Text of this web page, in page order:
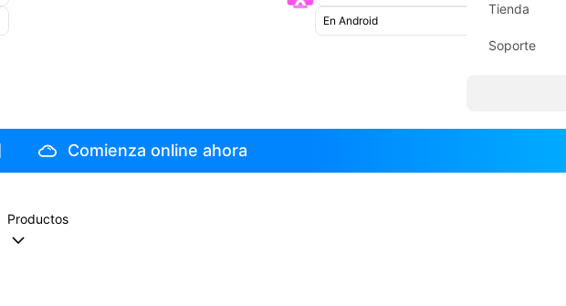
Tienda
Soporte
En Android
Comienza online ahora
Productos